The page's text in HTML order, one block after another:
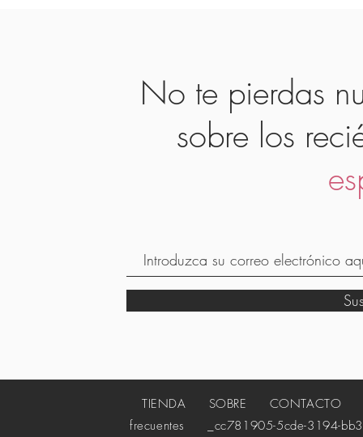
No te pierdas
sobre los
TIENDA SOBRE CONTACTO
frecuentes
_cc781905-5cde-3194-